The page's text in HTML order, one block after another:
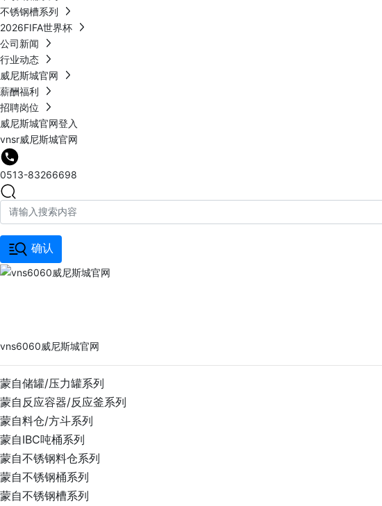
不锈钢槽系列
2026FIFA世界杯
公司新闻
行业动态
威尼斯城官网
薪酬福利
招聘岗位
威尼斯城官网登入
vnsr威尼斯城官网
0513-83266698
确认
vns6060威尼斯城官网
蒙自储罐/压力罐系列
蒙自反应容器/反应釜系列
蒙自料仓/方斗系列
蒙自IBC吨桶系列
蒙自不锈钢料仓系列
蒙自不锈钢桶系列
蒙自不锈钢槽系列